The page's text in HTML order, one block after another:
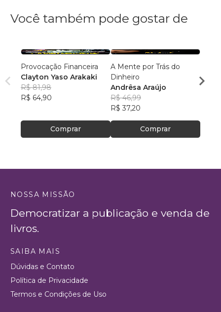
Você também pode gostar de
Provocação Financeira
Clayton Yaso Arakaki
R$ 81,98
R$ 64,90
Comprar
A Mente por Trás do
Dinheiro
Andrêsa Araújo
R$ 46,99
R$ 37,20
Comprar
NOSSA MISSÃO
Democratizar a publicação e venda de
livros.
SAIBA MAIS
Dúvidas e Contato
Política de Privacidade
Termos e Condições de Uso